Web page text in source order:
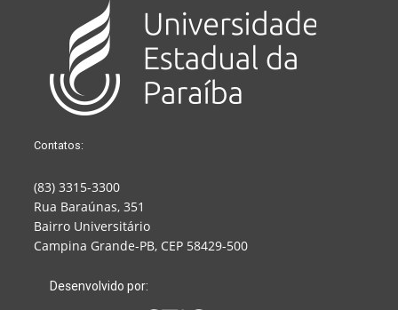
Contatos:
(83) 3315-3300
Rua Baraúnas, 351
Bairro Universitário
Campina Grande-PB, CEP 58429-500
Desenvolvido por: